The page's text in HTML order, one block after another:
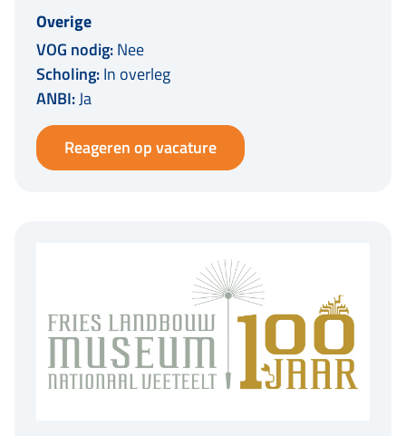
Overige
VOG nodig:Nee
Scholing:In overleg
ANBI:Ja
Reageren op vacature